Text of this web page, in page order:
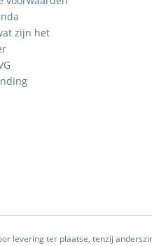
zijn het
levering ter plaatse, tenzij